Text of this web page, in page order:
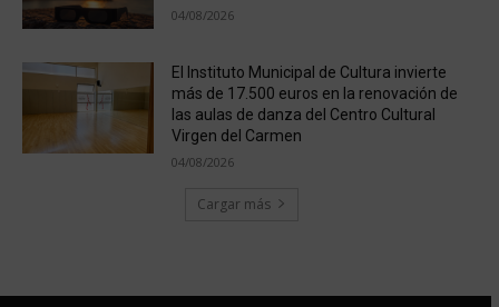
04/08/2026
El Instituto Municipal de Cultura invierte
más de 17.500 euros en la renovación de
las aulas de danza del Centro Cultural
Virgen del Carmen
04/08/2026
Cargar más